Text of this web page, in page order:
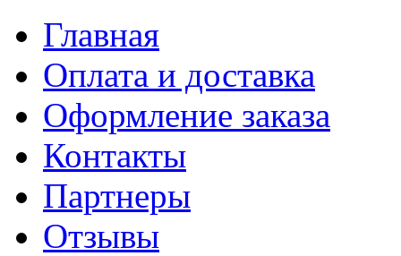
Главная
Оплата и доставка
Оформление заказа
Контакты
Партнеры
Отзывы